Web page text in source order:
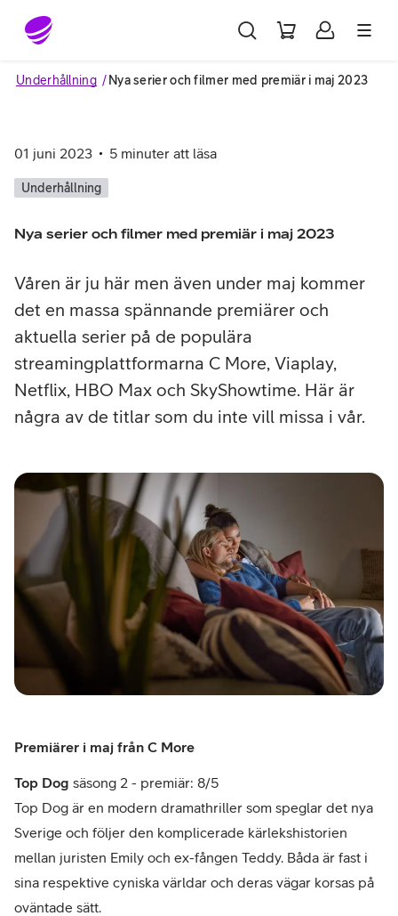
Gå till sidans innehåll
Underhållning Nya serier och filmer med premiär i maj 2023
01 juni 2023 5 minuter att läsa
Underhållning
Nya serier och filmer med premiär i maj 2023
Våren är ju här men även under maj kommer
det en massa spännande premiärer och
aktuella serier på de populära
streamingplattformarna C More, Viaplay,
Netflix, HBO Max och SkyShowtime. Här är
några av de titlar som du inte vill missa i vår.
Premiärer i maj från C More
Top Dog säsong 2 - premiär: 8/5
Top Dog är en modern dramathriller som speglar det nya
Sverige och följer den komplicerade kärlekshistorien
mellan juristen Emily och ex-fången Teddy. Båda är fast i
sina respektive cyniska världar och deras vägar korsas på
oväntade sätt.